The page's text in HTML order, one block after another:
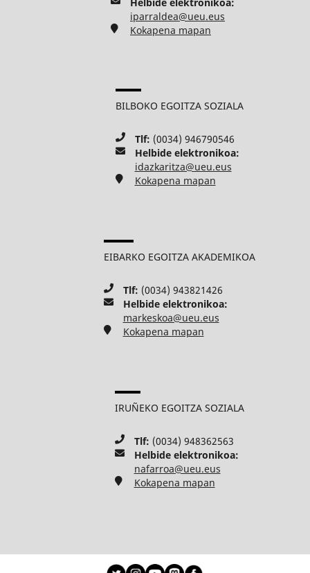
iparraldea@ueu.eus
Kokapena mapan
BILBOKO EGOITZA SOZIALA
Tlf: (0034) 946790546
Helbide elektronikoa:
idazkaritza@ueu.eus
Kokapena mapan
EIBARKO EGOITZA AKADEMIKOA
Tlf: (0034) 943821426
Helbide elektronikoa:
markeskoa@ueu.eus
Kokapena mapan
IRUÑEKO EGOITZA SOZIALA
Tlf: (0034) 948362563
Helbide elektronikoa:
nafarroa@ueu.eus
Kokapena mapan